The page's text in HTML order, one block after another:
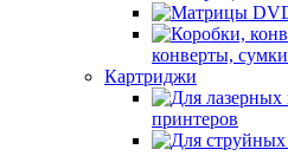
конверты, сумки
Картриджи
принтеров